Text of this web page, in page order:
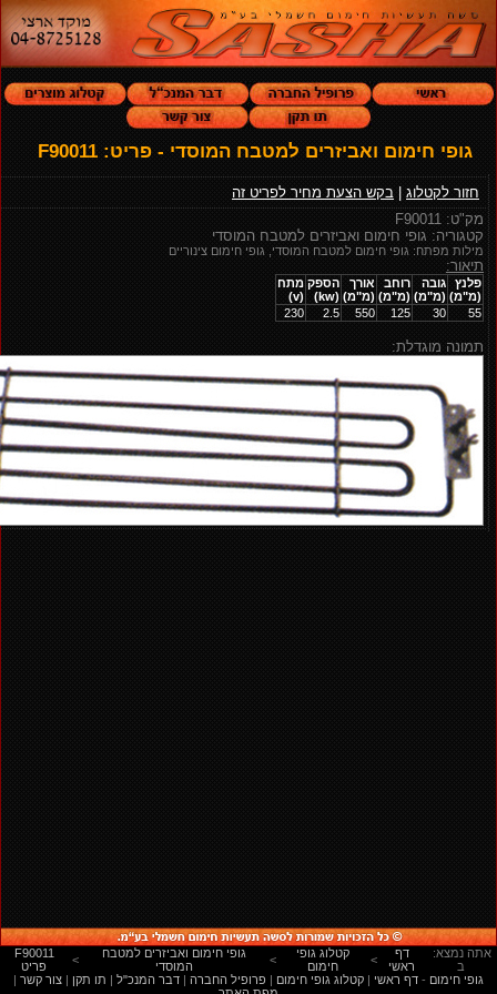
גופי חימום ואביזרים למטבח המוסדי - פריט: F90011
חזור לקטלוג
בקש הצעת מחיר לפריט זה
מק"ט: F90011
קטגוריה: גופי חימום ואביזרים למטבח המוסדי
מילות מפתח: גופי חימום למטבח המוסדי, גופי חימום צינוריים
תיאור:
פלנץ
(מ"מ)
גובה
(מ"מ)
רוחב
(מ"מ)
אורך
(מ"מ)
הספק
(kw)
מתח
(v)
55
30
125
550
2.5
230
תמונה מוגדלת:
:אתה נמצא
ב
דף
ראשי
<
קטלוג גופי
חימום
<
גופי חימום ואביזרים למטבח
המוסדי
<
F90011
פריט
גופי חימום - דף ראשי קטלוג גופי חימום פרופיל החברה דבר המנכ"ל תו תקן צור קשר